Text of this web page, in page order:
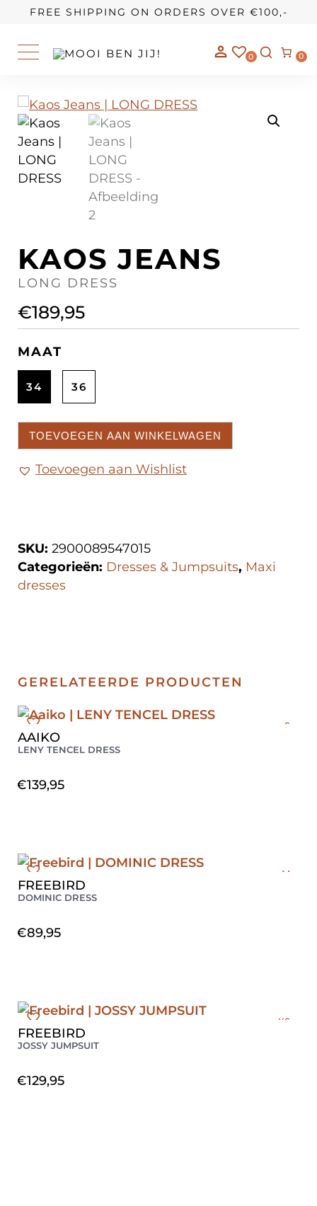
FREE SHIPPING ON ORDERS OVER €100,-
0 0
OUR STORY
KAOS JEANS
LONG DRESS
€189,95
MAAT
34 36
TOEVOEGEN AAN WINKELWAGEN
Toevoegen aan Wishlist
SKU: 2900089547015
Categorieën: Dresses & Jumpsuits, Maxi
dresses
GERELATEERDE PRODUCTEN
AAIKO
LENY TENCEL DRESS
€139,95
S
FREEBIRD
DOMINIC DRESS
€89,95
M
FREEBIRD
JOSSY JUMPSUIT
€129,95
XS